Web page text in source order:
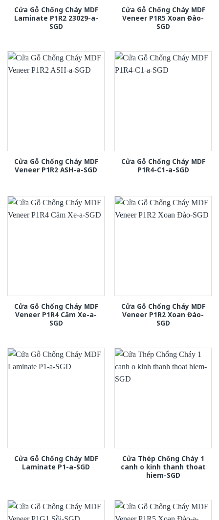
Cửa Gỗ Chống Cháy MDF
Laminate P1R2 23029-a-
SGD
Cửa Gỗ Chống Cháy MDF
Veneer P1R5 Xoan Đào-
SGD
Cửa Gỗ Chống Cháy MDF
Veneer P1R2 ASH-a-SGD
Cửa Gỗ Chống Cháy MDF
P1R4-C1-a-SGD
Cửa Gỗ Chống Cháy MDF
Veneer P1R4 Căm Xe-a-
SGD
Cửa Gỗ Chống Cháy MDF
Veneer P1R2 Xoan Đào-
SGD
Cửa Gỗ Chống Cháy MDF
Laminate P1-a-SGD
Cửa Thép Chống Cháy 1
canh o kinh thanh thoat
hiem-SGD